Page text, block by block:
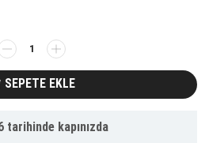
Matarası
SEPETE EKLE
tarihinde kapınızda